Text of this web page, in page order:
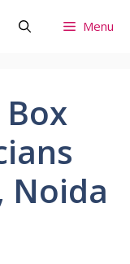
Menu
Noida